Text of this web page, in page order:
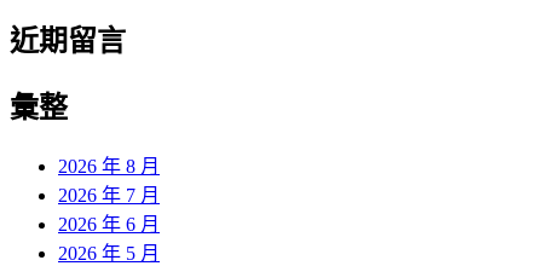
近期留言
彙整
2026 年 8 月
2026 年 7 月
2026 年 6 月
2026 年 5 月